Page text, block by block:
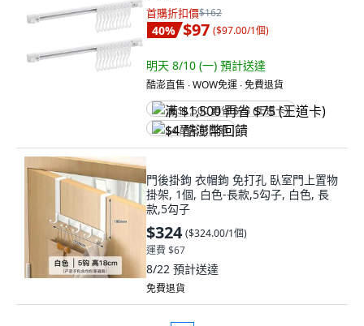
首購折扣價$162
40% $97 ($97.00/1個)
明天 8/10 (一) 預計送達
酷澎直售 ∙ WOW免運 ∙ 免費退貨
满 $1,500 再省 $75 (王道卡)
$4 酷澎幣回饋
門後掛鉤 衣帽鉤 免打孔 臥室門上置物
掛架, 1個, 白色-長款,5勾子, 白色, 長
款,5勾子
$324 ($324.00/1個)
運費 $67
8/22 預計送達
免費退貨